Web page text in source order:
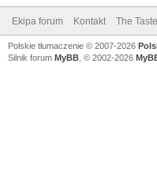
Ekipa forum Kontakt The
Polskie tłumaczenie © 2007-2026
Silnik forum MyBB , © 2002-2026